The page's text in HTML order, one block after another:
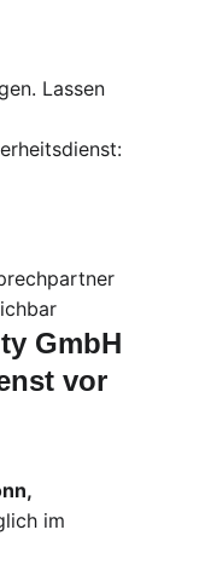
Lassen
GmbH
vor
im